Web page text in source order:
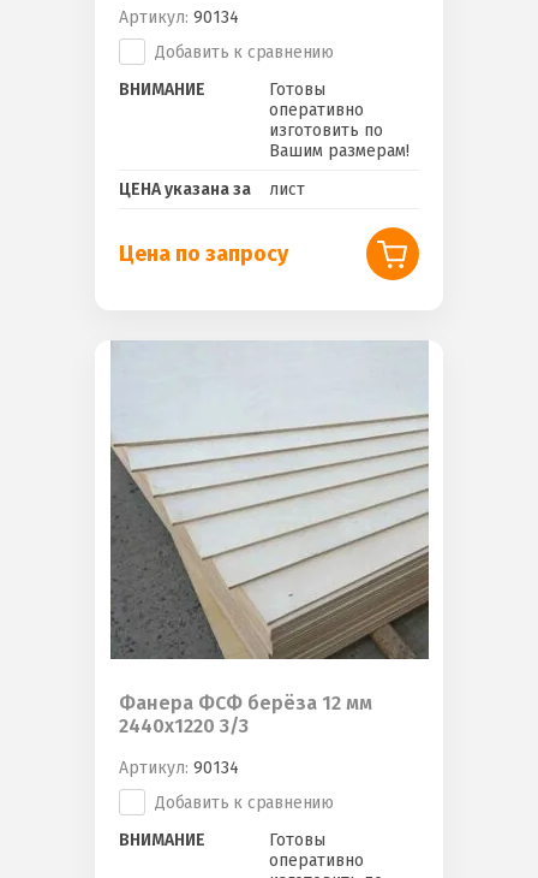
Артикул: 90134
Добавить к сравнению
ВНИМАНИЕ
Готовы
оперативно
изготовить по
Вашим размерам!
ЦЕНА указана за
лист
Цена по запросу
Фанера ФСФ берёза 12 мм
2440х1220 3/3
Артикул: 90134
Добавить к сравнению
ВНИМАНИЕ
Готовы
оперативно